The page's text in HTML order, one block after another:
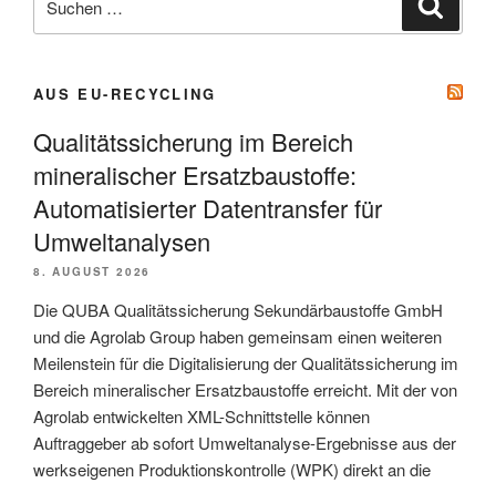
nach:
AUS EU-RECYCLING
Qualitätssicherung im Bereich
mineralischer Ersatzbaustoffe:
Automatisierter Datentransfer für
Umwelt­analysen
8. AUGUST 2026
Die QUBA Qualitätssicherung Sekundärbaustoffe GmbH
und die Agrolab Group haben gemeinsam einen weiteren
Meilenstein für die Digitalisierung der Qualitätssicherung im
Bereich mineralischer Ersatzbaustoffe erreicht. Mit der von
Agrolab entwickelten XML-Schnittstelle können
Auftraggeber ab sofort Umweltanalyse-Ergebnisse aus der
werkseigenen Produktionskontrolle (WPK) direkt an die